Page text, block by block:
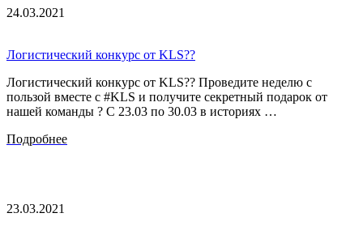
24.03.2021
Логистический конкурс от KLS??
Логистический конкурс от KLS?? Проведите неделю с
пользой вместе с #KLS и получите секретный подарок от
нашей команды ? С 23.03 по 30.03 в историях …
Подробнее
23.03.2021